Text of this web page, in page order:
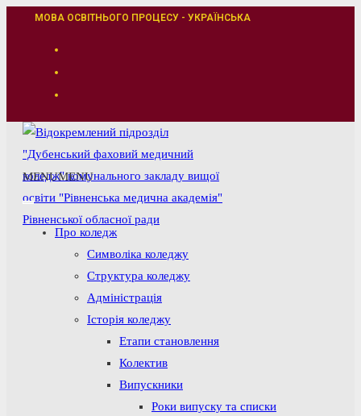
ПерейтиМОВА ОСВІТНЬОГО ПРОЦЕСУ - УКРАЇНСЬКА
MENUMENU
Про коледж
Символіка коледжу
Структура коледжу
Адміністрація
Історія коледжу
Етапи становлення
Колектив
Випускники
Роки випуску та списки